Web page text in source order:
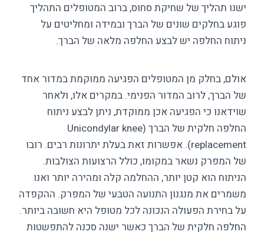
ישנו תהליך של שחיקת סחוס, ברוב המטופלים התהליך
פוגע בחלקים שונים של הברך ובמידה ומחליטים על
ניתוח החלפה יש לבצע החלפה מלאה של הברך.
אולם, בחלק מן המטופלים הפגיעה ממוקמת במדור אחד
של הברך, לרוב המדור הפנימי. במקרים אלו, ולאחר
שוידאנו כי הפגיעה אכן ממוקדת, ניתן לבצע ניתוח
החלפה חלקית של הברך (Unicondylar knee
replacement). אפשרות זאת בעלת יתרונות רבים. רובו
של המפרק נשאר במקומו, כולל הרצועות הצולבות.
הניתוח הוא קטן יותר, ההחלמה קלה ומהירה יותר ואנו
משמרים את מנגנון התנועה הטבעי של המפרק. ההקפדה
על בחירת הפעולה הנכונה לכל מטופל היא חשובה ביותר.
החלפה חלקית של הברך כאשר ישנה סכנה להתפשטות